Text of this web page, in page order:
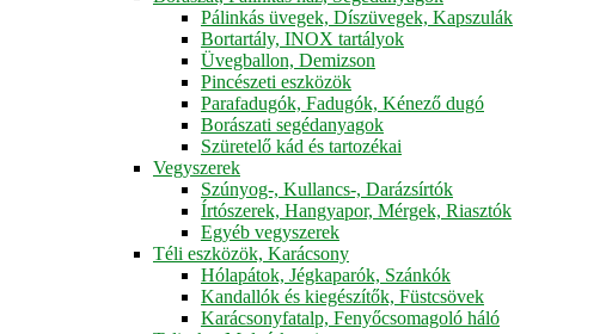
Pálinkás üvegek, Díszüvegek, Kapszulák
Bortartály, INOX tartályok
Üvegballon, Demizson
Pincészeti eszközök
Parafadugók, Fadugók, Kénező dugó
Borászati segédanyagok
Szüretelő kád és tartozékai
Vegyszerek
Szúnyog-, Kullancs-, Darázsírtók
Írtószerek, Hangyapor, Mérgek, Riasztók
Egyéb vegyszerek
Téli eszközök, Karácsony
Hólapátok, Jégkaparók, Szánkók
Kandallók és kiegészítők, Füstcsövek
Karácsonyfatalp, Fenyőcsomagoló háló